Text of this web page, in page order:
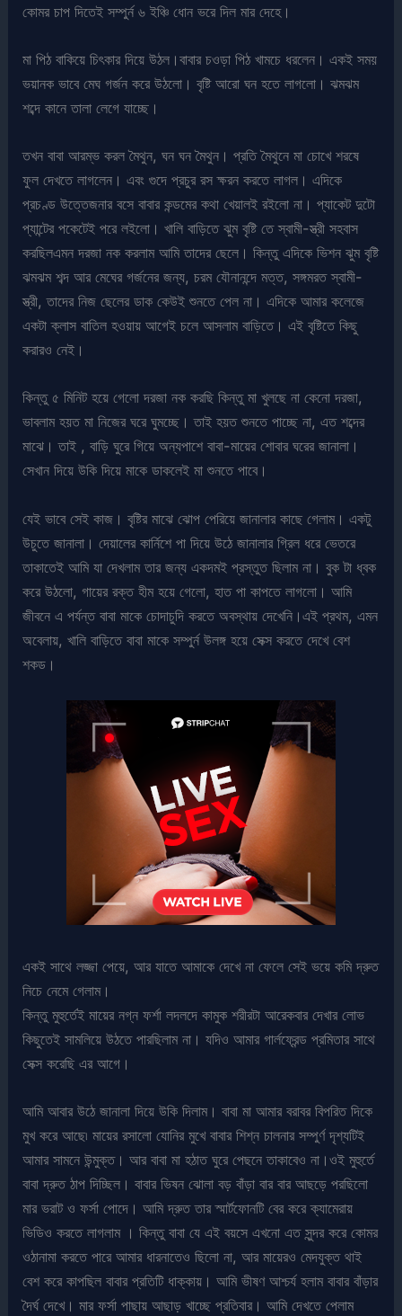
কোমর চাপ দিতেই সম্পুর্ন ৬ ইঞ্চি ধোন ভরে দিল মার দেহে।
মা পিঠ বাকিয়ে চিৎকার দিয়ে উঠল।বাবার চওড়া পিঠ খামচে ধরলেন। একই সময়
ভয়ানক ভাবে মেঘ গর্জন করে উঠলো। বৃষ্টি আরো ঘন হতে লাগলো। ঝমঝম
শব্দে কানে তালা লেগে যাচ্ছে।
তখন বাবা আরম্ভ করল মৈথুন, ঘন ঘন মৈথুন। প্রতি মৈথুনে মা চোখে শরষে
ফুল দেখতে লাগলেন। এবং গুদে প্রচুর রস ক্ষরন করতে লাগল। এদিকে
প্রচণ্ড উত্তেজনার বসে বাবার কন্ডমের কথা খেয়ালই রইলো না। প্যাকেট দুটো
প্যান্টের পকেটেই পরে লইলো। খালি বাড়িতে ঝুম বৃষ্টি তে স্বামী-স্ত্রী সহবাস
করছিলএমন দরজা নক করলাম আমি তাদের ছেলে। কিন্তু এদিকে ভিশন ঝুম বৃষ্টি
ঝমঝম শব্দ আর মেঘের গর্জনের জন্য, চরম যৌনানন্দে মত্ত, সঙ্গমরত স্বামী-
স্ত্রী, তাদের নিজ ছেলের ডাক কেউই শুনতে পেল না। এদিকে আমার কলেজে
একটা ক্লাস বাতিল হওয়ায় আগেই চলে আসলাম বাড়িতে। এই বৃষ্টিতে কিছু
করারও নেই।
কিন্তু ৫ মিনিট হয়ে গেলো দরজা নক করছি কিন্তু মা খুলছে না কেনো দরজা,
ভাবলাম হয়ত মা নিজের ঘরে ঘুমচ্ছে। তাই হয়ত শুনতে পাচ্ছে না, এত শব্দের
মাঝে। তাই , বাড়ি ঘুরে গিয়ে অন্যপাশে বাবা-মায়ের শোবার ঘরের জানালা।
সেখান দিয়ে উকি দিয়ে মাকে ডাকলেই মা শুনতে পাবে।
যেই ভাবে সেই কাজ। বৃষ্টির মাঝে ঝোপ পেরিয়ে জানালার কাছে গেলাম। একটু
উচুতে জানালা। দেয়ালের কার্নিশে পা দিয়ে উঠে জানালার গ্রিল ধরে ভেতরে
তাকাতেই আমি যা দেখলাম তার জন্য একদমই প্রস্তুত ছিলাম না। বুক টা ধ্বক
করে উঠলো, গায়ের রক্ত হীম হয়ে গেলো, হাত পা কাপতে লাগলো। আমি
জীবনে এ পর্যন্ত বাবা মাকে চোদাচুদি করতে অবস্থায় দেখেনি।এই প্রথম, এমন
অবেলায়, খালি বাড়িতে বাবা মাকে সম্পুর্ন উলঙ্গ হয়ে সেক্স করতে দেখে বেশ
শকড।
একই সাথে লজ্জা পেয়ে, আর যাতে আমাকে দেখে না ফেলে সেই ভয়ে কমি দ্রুত
নিচে নেমে গেলাম।
কিন্তু মুহুর্তেই মায়ের নগ্ন ফর্শা লদলদে কামুক শরীরটা আরেকবার দেখার লোভ
কিছুতেই সামলিয়ে উঠতে পারছিলাম না। যদিও আমার গার্লফ্রেন্ড প্রমিতার সাথে
সেক্স করেছি এর আগে।
আমি আবার উঠে জানালা দিয়ে উকি দিলাম। বাবা মা আমার বরাবর বিপরিত দিকে
মুখ করে আছে৷ মায়ের রসালো যোনির মুখে বাবার শিশ্ন চালনার সম্পুর্ণ দৃশ্যটিই
আমার সামনে উন্মুক্ত। আর বাবা মা হঠাত ঘুরে পেছনে তাকাবেও না।ওই মুহুর্তে
বাবা দ্রুত ঠাপ দিচ্ছিল। বাবার ভিষন ঝোলা বড় বাঁড়া বার বার আছড়ে পরছিলো
মার ভরাট ও ফর্সা পোদে। আমি দ্রুত তার স্মার্টফোনটি বের করে ক্যামেরায়
ভিডিও করতে লাগলাম । কিন্তু বাবা যে এই বয়সে এখনো এত সুন্দর করে কোমর
ওঠানামা করতে পারে আমার ধারনাতেও ছিলো না, আর মায়েরও মেদযুক্ত থাই
বেশ করে কাপছিল বাবার প্রতিটি ধাক্কায়। আমি ভীষণ আশ্চর্য হলাম বাবার বাঁড়ার
দৈর্ঘ দেখে। মার ফর্সা পাছায় আছাড় খাচ্ছে প্রতিবার। আমি দেখতে পেলাম